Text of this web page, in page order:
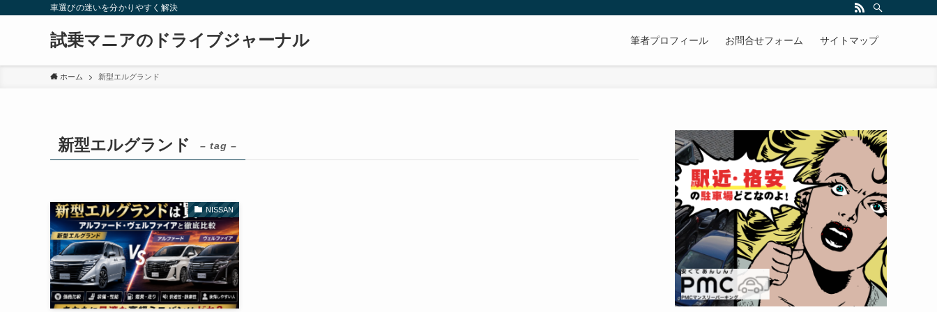
車選びの迷いを分かりやすく解決
試乗マニアのドライブジャーナル 筆者プロフィール お問合せフォーム サイトマップ
ホーム 新型エルグランド
新型エルグランド – tag –
NISSAN